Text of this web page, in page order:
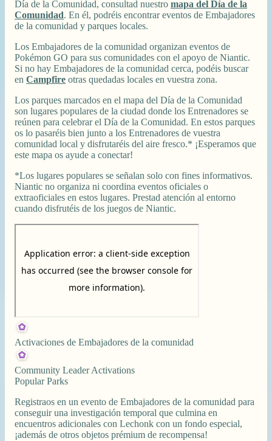
Día de la Comunidad, consultad nuestro mapa del Día de la
Comunidad. En él, podréis encontrar eventos de Embajadores
de la comunidad y parques locales.
Los Embajadores de la comunidad organizan eventos de
Pokémon GO para sus comunidades con el apoyo de Niantic.
Si no hay Embajadores de la comunidad cerca, podéis buscar
en Campfire otras quedadas locales en vuestra zona.
Los parques marcados en el mapa del Día de la Comunidad
son lugares populares de la ciudad donde los Entrenadores se
reúnen para celebrar el Día de la Comunidad. En estos parques
os lo pasaréis bien junto a los Entrenadores de vuestra
comunidad local y disfrutaréis del aire fresco.* ¡Esperamos que
este mapa os ayude a conectar!
*Los lugares populares se señalan solo con fines informativos.
Niantic no organiza ni coordina eventos oficiales o
extraoficiales en estos lugares. Prestad atención al entorno
cuando disfrutéis de los juegos de Niantic.
Activaciones de Embajadores de la comunidad
Community Leader Activations
Popular Parks
Registraos en un evento de Embajadores de la comunidad para
conseguir una investigación temporal que culmina en
encuentros adicionales con Lechonk con un fondo especial,
¡además de otros objetos prémium de recompensa!